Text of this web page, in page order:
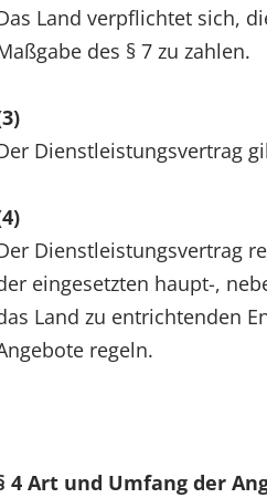
Land verpflichtet sich,
des § 7 zu zahlen.
Dienstleistungsvertrag
Dienstleistungsvertrag
eingesetzten haupt-,
Land zu entrichtenden
regeln.
4 Art und Umfang der